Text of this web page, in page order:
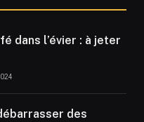
dans l’évier : à jeter
des